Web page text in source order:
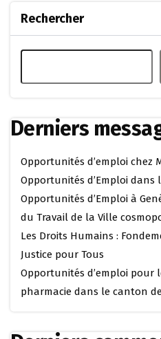
Rechercher
Derniers
Opportunités d’emploi chez
Opportunités d’Emploi dans
Opportunités d’Emploi à
du Travail de la Ville
Les Droits Humains :
Justice pour Tous
Opportunités d’emploi pour
pharmacie dans le canton